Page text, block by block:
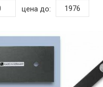
цена до: